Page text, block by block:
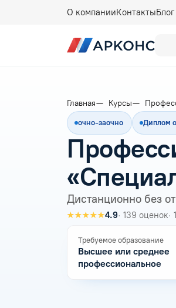
О компанииКонтактыБлог
Главная Курсы
очно-заочно Диплом
Дистанционно без
★★★★★4.9· 139 оценок·
Требуемое образование
Высшее или среднее
профессиональное